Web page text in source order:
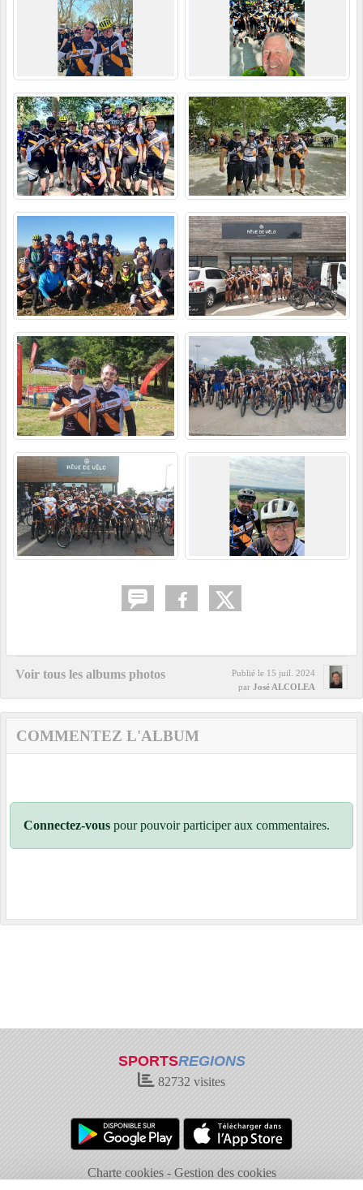
Voir tous les albums photos Publié le 15 juil. 2024
par José ALCOLEA
COMMENTEZ L'ALBUM
Connectez-vous pour pouvoir participer aux commentaires.
SPORTSREGIONS
82732 visites
Charte cookies
Gestion des cookies